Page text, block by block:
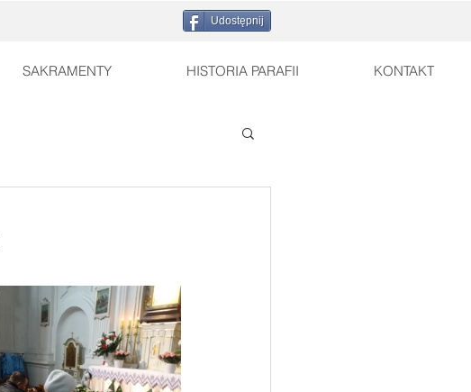
Udostępnij
SAKRAMENTY HISTORIA PARAFII KONTAKT